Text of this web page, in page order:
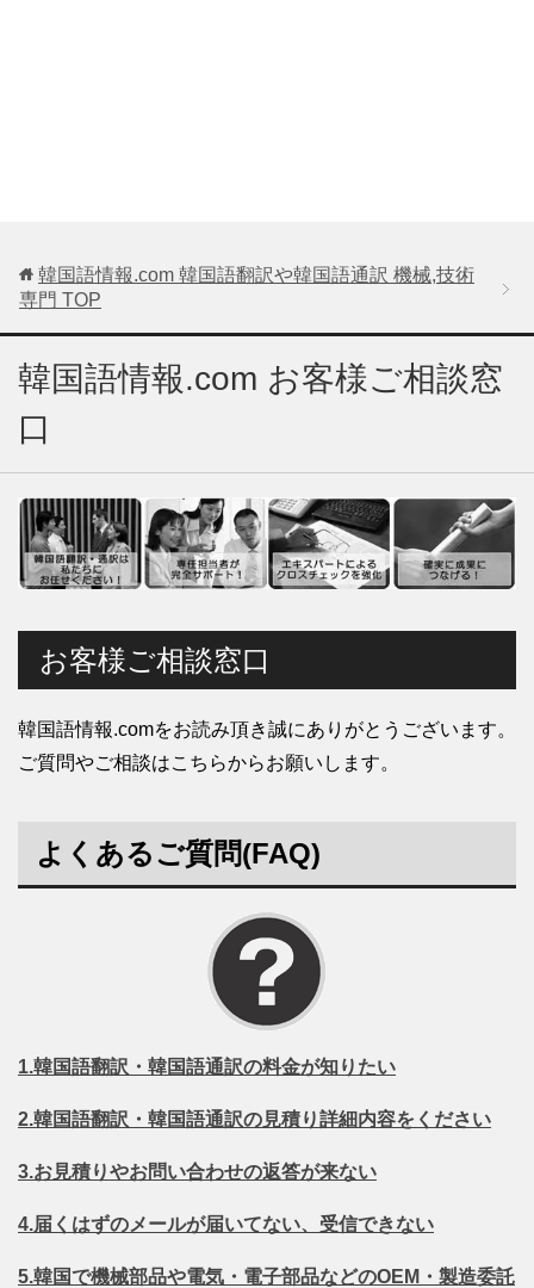
韓国語情報.com 韓国語翻訳や韓国語通訳 機械,技術
専門 TOP
韓国語情報.com お客様ご相談窓
口
お客様ご相談窓口
韓国語情報.comをお読み頂き誠にありがとうございます。
ご質問やご相談はこちらからお願いします。
よくあるご質問(FAQ)
1.韓国語翻訳・韓国語通訳の料金が知りたい
2.韓国語翻訳・韓国語通訳の見積り詳細内容をください
3.お見積りやお問い合わせの返答が来ない
4.届くはずのメールが届いてない、受信できない
5.韓国で機械部品や電気・電子部品などのOEM・製造委託